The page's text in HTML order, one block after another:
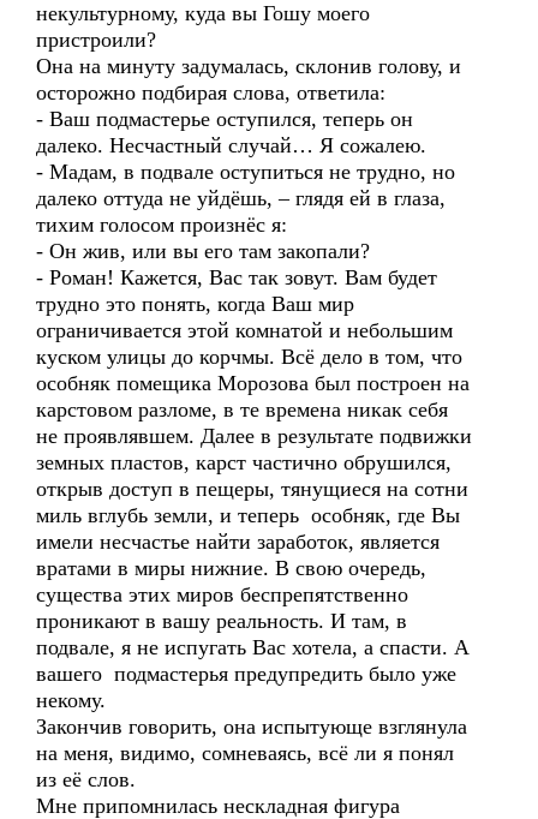
некультурному, куда вы Гошу моего
пристроили?
Она на минуту задумалась, склонив голову, и
осторожно подбирая слова, ответила:
- Ваш подмастерье оступился, теперь он
далеко. Несчастный случай… Я сожалею.
- Мадам, в подвале оступиться не трудно, но
далеко оттуда не уйдёшь, – глядя ей в глаза,
тихим голосом произнёс я:
- Он жив, или вы его там закопали?
- Роман! Кажется, Вас так зовут. Вам будет
трудно это понять, когда Ваш мир
ограничивается этой комнатой и небольшим
куском улицы до корчмы. Всё дело в том, что
особняк помещика Морозова был построен на
карстовом разломе, в те времена никак себя
не проявлявшем. Далее в результате подвижки
земных пластов, карст частично обрушился,
открыв доступ в пещеры, тянущиеся на сотни
миль вглубь земли, и теперь особняк, где Вы
имели несчастье найти заработок, является
вратами в миры нижние. В свою очередь,
существа этих миров беспрепятственно
проникают в вашу реальность. И там, в
подвале, я не испугать Вас хотела, а спасти. А
вашего подмастерья предупредить было уже
некому.
Закончив говорить, она испытующе взглянула
на меня, видимо, сомневаясь, всё ли я понял
из её слов.
Мне припомнилась нескладная фигура